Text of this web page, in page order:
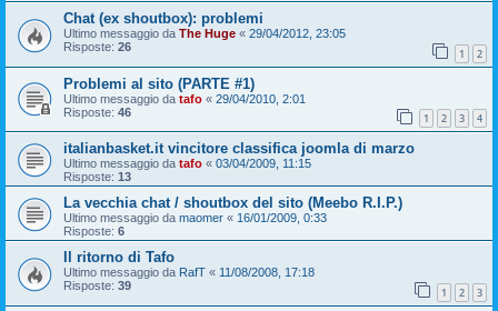
Chat (ex shoutbox): problemi
Ultimo messaggio da The Huge « 29/04/2012, 23:05
Risposte: 26 1 2
Problemi al sito (PARTE #1)
Ultimo messaggio da tafo « 29/04/2010, 2:01
Risposte: 46 1 2 3 4
italianbasket.it vincitore classifica joomla di marzo
Ultimo messaggio da tafo « 03/04/2009, 11:15
Risposte: 13
La vecchia chat / shoutbox del sito (Meebo R.I.P.)
Ultimo messaggio da maomer « 16/01/2009, 0:33
Risposte: 6
Il ritorno di Tafo
Ultimo messaggio da RafT « 11/08/2008, 17:18
Risposte: 39 1 2 3